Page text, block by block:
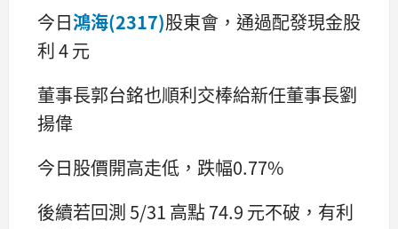
今日鴻海(2317)股東會，通過配發現金股
利 4 元
董事長郭台銘也順利交棒給新任董事長劉
揚偉
今日股價開高走低，跌幅0.77%
後續若回測 5/31 高點 74.9 元不破，有利